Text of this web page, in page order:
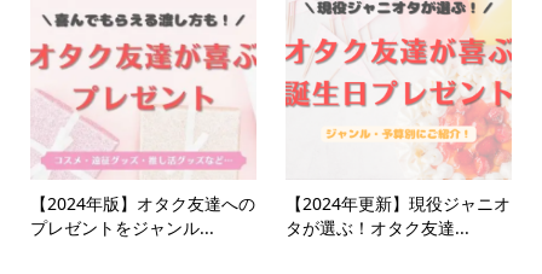
【2024年版】オタク友達への
プレゼントをジャンル...
【2024年更新】現役ジャニオ
タが選ぶ！オタク友達...